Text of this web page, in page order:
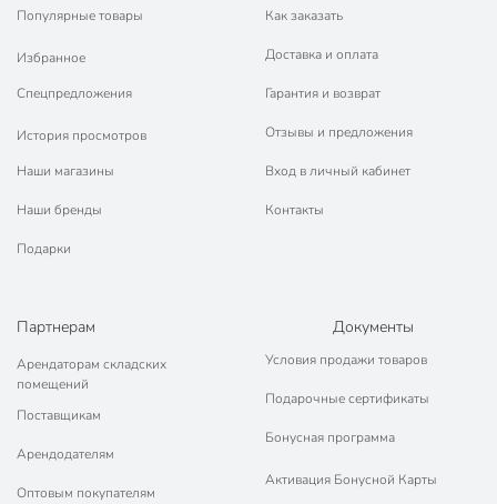
Популярные товары
Избранное
Спецпредложения
История просмотров
Наши магазины
Наши бренды
Подарки
Как заказать
Доставка и оплата
Гарантия и возврат
Отзывы и предложения
Вход в личный кабинет
Контакты
Партнерам
Арендаторам складских
помещений
Поставщикам
Арендодателям
Оптовым покупателям
Документы
Условия продажи товаров
Подарочные сертификаты
Бонусная программа
Активация Бонусной Карты